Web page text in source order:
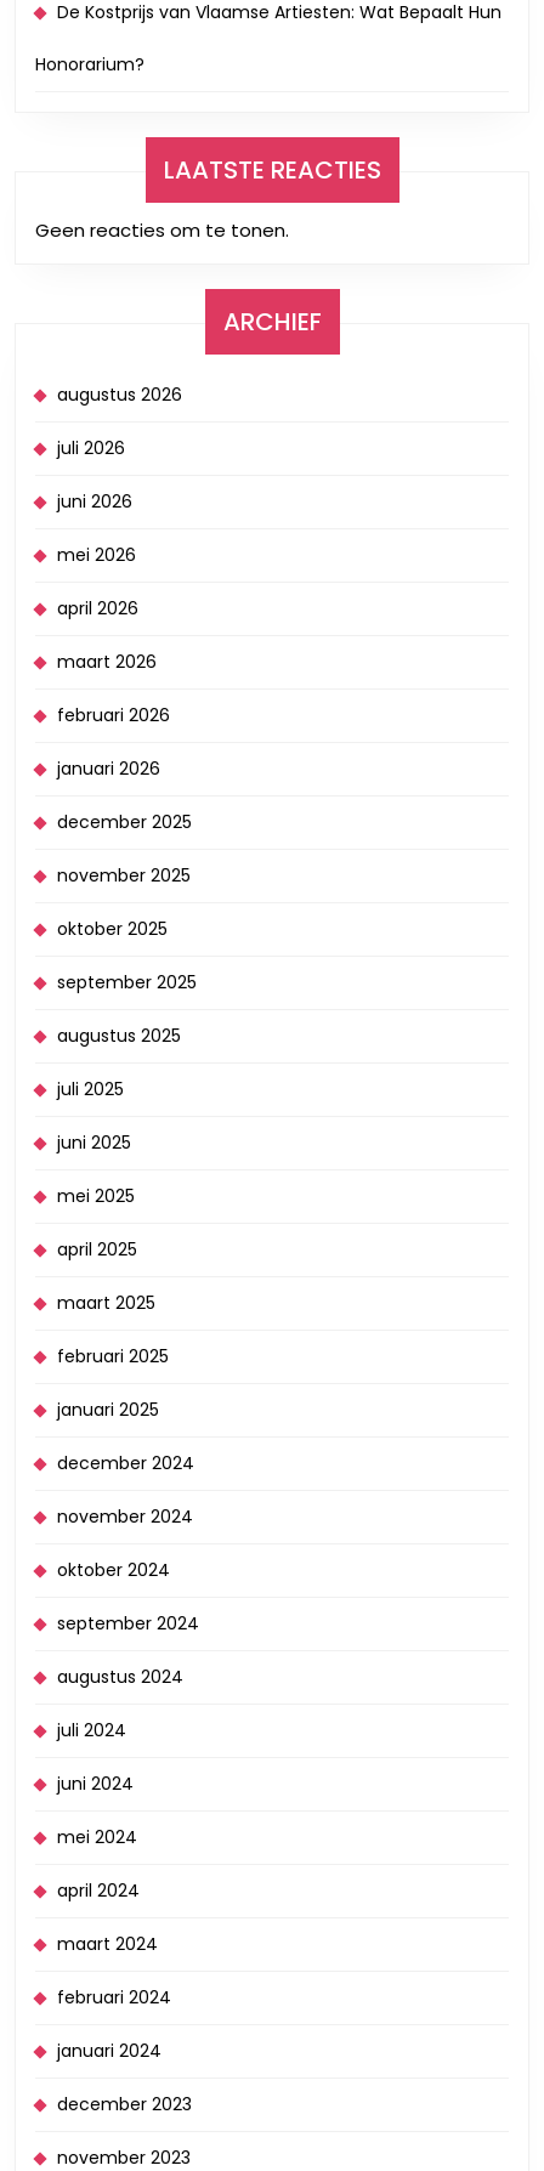
De Kostprijs van Vlaamse Artiesten: Wat Bepaalt Hun
Honorarium?
LAATSTE REACTIES
Geen reacties om te tonen.
ARCHIEF
augustus 2026
juli 2026
juni 2026
mei 2026
april 2026
maart 2026
februari 2026
januari 2026
december 2025
november 2025
oktober 2025
september 2025
augustus 2025
juli 2025
juni 2025
mei 2025
april 2025
maart 2025
februari 2025
januari 2025
december 2024
november 2024
oktober 2024
september 2024
augustus 2024
juli 2024
juni 2024
mei 2024
april 2024
maart 2024
februari 2024
januari 2024
december 2023
november 2023